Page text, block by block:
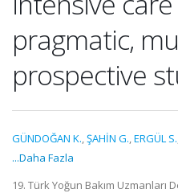
pragmatic,
prospective
GÜNDOĞAN K.,ŞAHİN G.,ERGÜL S.
...Daha Fazla
19. Türk Yoğun Bakım Uzmanları